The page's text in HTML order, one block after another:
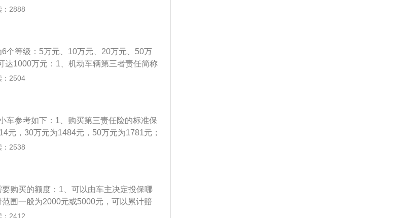
年的费用是950元，第三者险（100万）
稍贵的车主，经济宽裕的车主选择这个保
：2888
个等级：5万元、10万元、20万元、50万
达1000万元：1、机动车辆第三者责任简称
许的驾驶人员在使用保险车辆过程中发生
同时，若经保险公司书面同意，被保险人
在责任限额以外赔偿，但最高不超过责任
将第三者责任险列为强制保险险种，不买
年检。
：2504
车参考如下：1、购买第三责任险的标准保
元，30万元为1484元，50万元为1781元；
从仅1061元增加到1781元，这仍然是在
人的负担具有重要意义。
：2538
购买的额度：1、可以由车主决定投保哪
围一般为2000元或5000元，可以累计赔
止；2、购买400元划痕险的，最多赔付金
：2412